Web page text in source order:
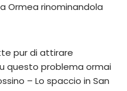
Ormea rinominandola
pur di attirare
questo problema ormai
– Lo spaccio in San